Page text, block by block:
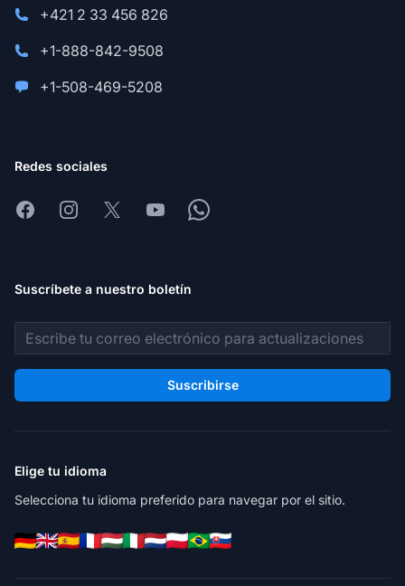
+421 2 33 456 826
+1-888-842-9508
+1-508-469-5208
Redes sociales
FacebookInstagram
X YoutubeWhatsapp
Suscríbete a nuestro boletín
Dirección de correo electrónico
Suscribirse
Elige tu idioma
Selecciona tu idioma preferido para navegar por el sitio.